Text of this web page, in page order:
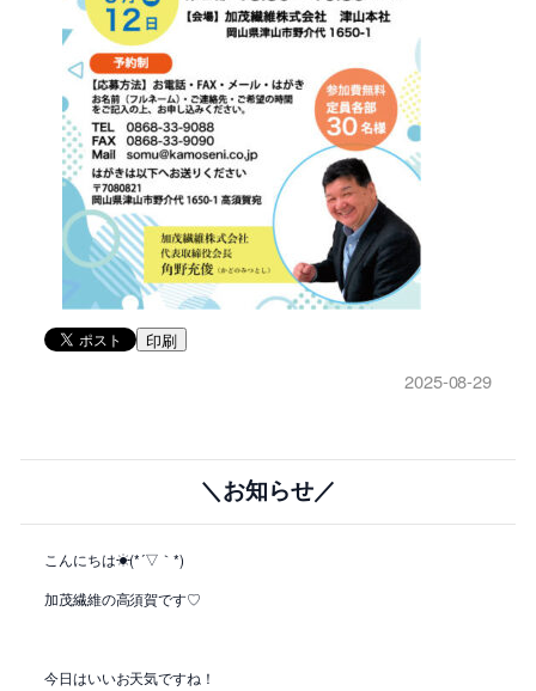
印刷
2025-08-29
＼お知らせ／
こんにちは☀(*´▽｀*)
加茂繊維の高須賀です♡
今日はいいお天気ですね！